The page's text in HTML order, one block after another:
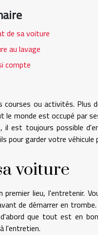
de sa voiture
au lavage
compte
ou activités. Plus
le monde est occupé par
il est toujours possible
pour garder votre véhicule
voiture
lieu, l'entretenir.
de démarrer en
que tout est en
l'entretien.